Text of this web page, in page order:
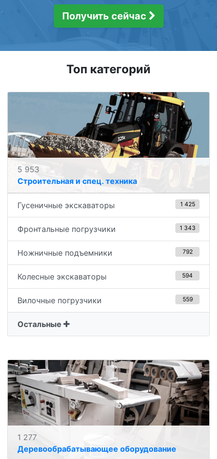
Получить сейчас
Топ категорий
5 953
Строительная и спец. техника
Гусеничные экскаваторы 1 425
Фронтальные погрузчики 1 343
Ножничные подъемники 792
Колесные экскаваторы 594
Вилочные погрузчики 559
Остальные
1 277
Деревообрабатывающее оборудование